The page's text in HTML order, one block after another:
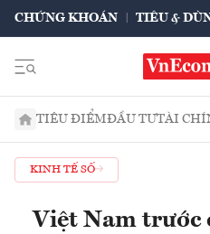
CHỨNG KHOÁN TIÊU &
TIÊU ĐIỂMĐẦU TƯTÀI
KINH TẾ SỐ
Việt Nam trước